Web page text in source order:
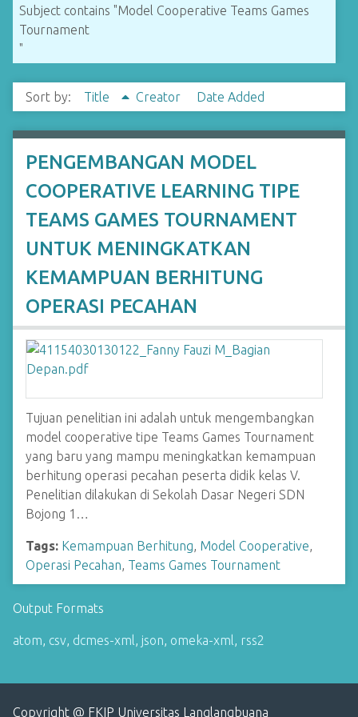
Subject contains "Model Cooperative Teams Games
Tournament
"
Sort by: Title Creator Date Added
PENGEMBANGAN MODEL
COOPERATIVE LEARNING TIPE
TEAMS GAMES TOURNAMENT
UNTUK MENINGKATKAN
KEMAMPUAN BERHITUNG
OPERASI PECAHAN
Tujuan penelitian ini adalah untuk mengembangkan
model cooperative tipe Teams Games Tournament
yang baru yang mampu meningkatkan kemampuan
berhitung operasi pecahan peserta didik kelas V.
Penelitian dilakukan di Sekolah Dasar Negeri SDN
Bojong 1…
Tags: Kemampuan Berhitung, Model Cooperative,
Operasi Pecahan, Teams Games Tournament
Output Formats
atom, csv, dcmes-xml, json, omeka-xml, rss2
Copyright @ FKIP Universitas Langlangbuana